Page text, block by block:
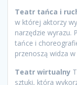
Teatr tańca i
w której aktorzy
narzędzie wyrazu.
tańce i
przenoszą widza
Teatr wirtualny
sztuki, która